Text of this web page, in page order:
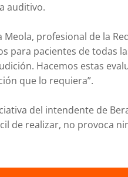
auditivo.
Meola, profesional de la
para pacientes de todas
Hacemos estas
que lo requiera”.
del intendente de
de realizar, no provoca